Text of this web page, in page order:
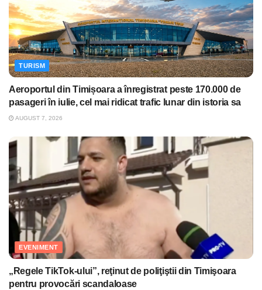
TURISM
Aeroportul din Timișoara a înregistrat peste 170.000 de
pasageri în iulie, cel mai ridicat trafic lunar din istoria sa
AUGUST 7, 2026
EVENIMENT
„Regele TikTok-ului”, reţinut de poliţiştii din Timişoara
pentru provocări scandaloase